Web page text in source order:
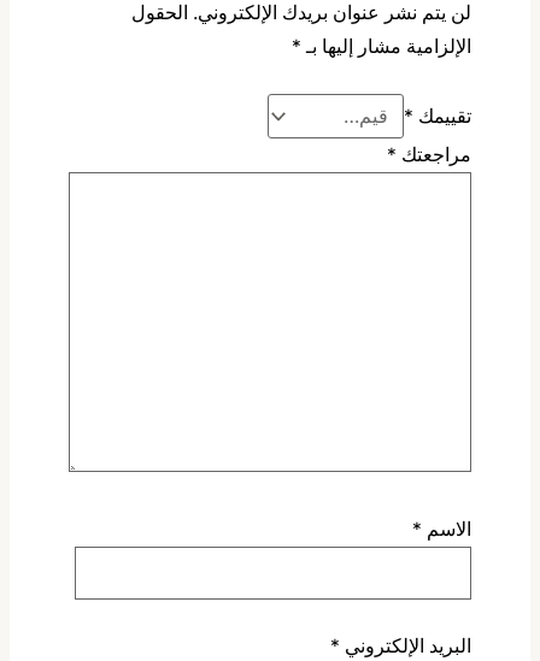
لن يتم نشر عنوان بريدك الإلكتروني. الحقول
الإلزامية مشار إليها بـ *
تقييمك *
مراجعتك *
الاسم *
البريد الإلكتروني *